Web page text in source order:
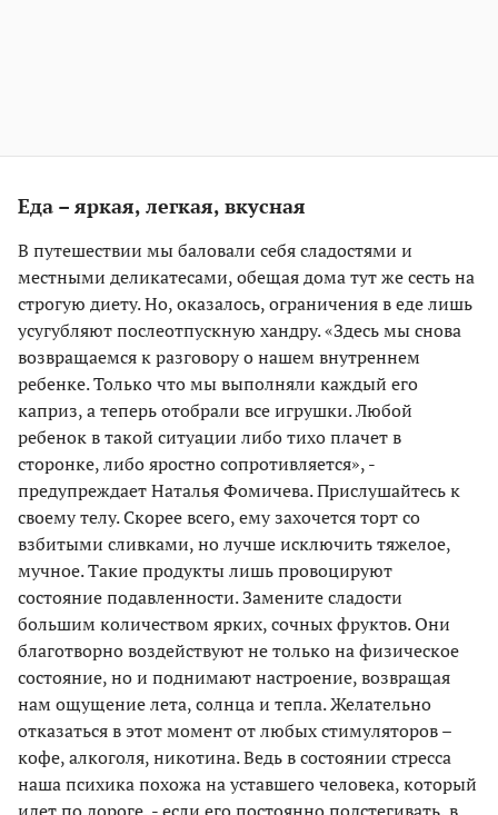
Еда – яркая, легкая, вкусная
В путешествии мы баловали себя сладостями и
местными деликатесами, обещая дома тут же сесть на
строгую диету. Но, оказалось, ограничения в еде лишь
усугубляют послеотпускную хандру. «Здесь мы снова
возвращаемся к разговору о нашем внутреннем
ребенке. Только что мы выполняли каждый его
каприз, а теперь отобрали все игрушки. Любой
ребенок в такой ситуации либо тихо плачет в
сторонке, либо яростно сопротивляется», -
предупреждает Наталья Фомичева. Прислушайтесь к
своему телу. Скорее всего, ему захочется торт со
взбитыми сливками, но лучше исключить тяжелое,
мучное. Такие продукты лишь провоцируют
состояние подавленности. Замените сладости
большим количеством ярких, сочных фруктов. Они
благотворно воздействуют не только на физическое
состояние, но и поднимают настроение, возвращая
нам ощущение лета, солнца и тепла. Желательно
отказаться в этот момент от любых стимуляторов –
кофе, алкоголя, никотина. Ведь в состоянии стресса
наша психика похожа на уставшего человека, который